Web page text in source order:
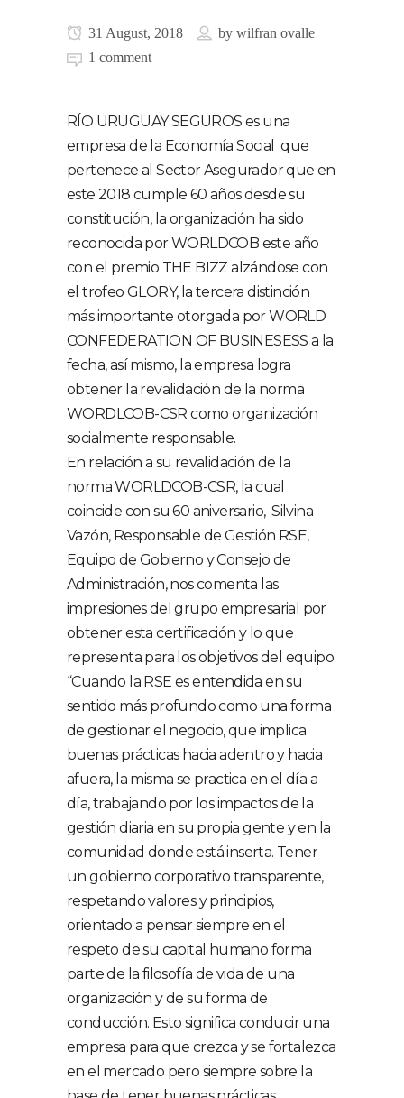
31 August, 2018 by wilfran ovalle
1 comment
RÍO URUGUAY SEGUROS es una
empresa de la Economía Social que
pertenece al Sector Asegurador que en
este 2018 cumple 60 años desde su
constitución, la organización ha sido
reconocida por WORLDCOB este año
con el premio THE BIZZ alzándose con
el trofeo GLORY, la tercera distinción
más importante otorgada por WORLD
CONFEDERATION OF BUSINESESS a la
fecha, así mismo, la empresa logra
obtener la revalidación de la norma
WORDLCOB-CSR como organización
socialmente responsable.
En relación a su revalidación de la
norma WORLDCOB-CSR, la cual
coincide con su 60 aniversario, Silvina
Vazón, Responsable de Gestión RSE,
Equipo de Gobierno y Consejo de
Administración, nos comenta las
impresiones del grupo empresarial por
obtener esta certificación y lo que
representa para los objetivos del equipo.
“Cuando la RSE es entendida en su
sentido más profundo como una forma
de gestionar el negocio, que implica
buenas prácticas hacia adentro y hacia
afuera, la misma se practica en el día a
día, trabajando por los impactos de la
gestión diaria en su propia gente y en la
comunidad donde está inserta. Tener
un gobierno corporativo transparente,
respetando valores y principios,
orientado a pensar siempre en el
respeto de su capital humano forma
parte de la filosofía de vida de una
organización y de su forma de
conducción. Esto significa conducir una
empresa para que crezca y se fortalezca
en el mercado pero siempre sobre la